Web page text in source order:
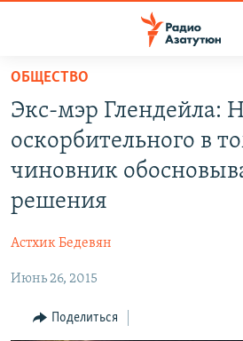
Перейти
основному
содержанию
Перейти
основной
Перейти
НОВОСТИ
ПОЛИТИКА
НАГОРНЫЙ КАРАБАХ
КУЛЬТУРА
ОБЩЕСТВО
Экс-мэр Глендейла:
оскорбительного в
чиновник
решения
Астхик Бедевян
Июнь 26, 2015
Поделиться